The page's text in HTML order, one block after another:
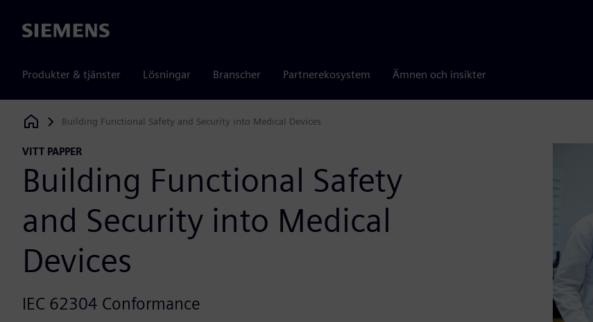
Siemens
Produkter & tjänster Lösningar Branscher Partnerekosystem Ämnen och insikter
Siemens Digital Industries Software
Building Functional Safety and Security into Medical Devices
VITT PAPPER
Building Functional Safety
and Security into Medical
Devices
IEC 62304 Conformance